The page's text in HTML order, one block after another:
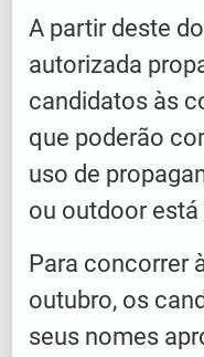
A partir deste
autorizada
candidatos às
que poderão
uso de
ou outdoor está
Para concorrer
outubro, os
seus nomes